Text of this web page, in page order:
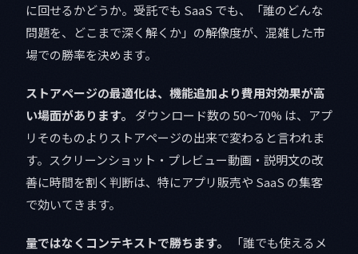
に回せるかどうか。受託でも SaaS でも、「誰のどんな
問題を、どこまで深く解くか」の解像度が、混雑した市
場での勝率を決めます。
ストアページの最適化は、機能追加より費用対効果が高
い場面があります。
ダウンロード数の 50〜70% は、アプ
リそのものよりストアページの出来で変わると言われま
す。スクリーンショット・プレビュー動画・説明文の改
善に時間を割く判断は、特にアプリ販売や SaaS の集客
で効いてきます。
量ではなくコンテキストで勝ちます。
「誰でも使えるメ